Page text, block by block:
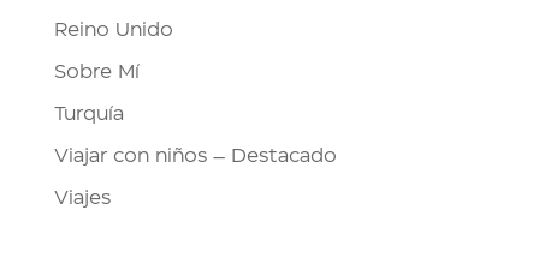
Reino Unido
Sobre Mí
Turquía
Viajar con niños – Destacado
Viajes